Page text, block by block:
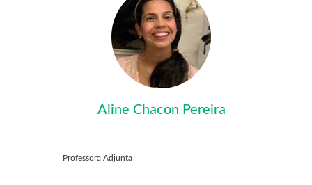
Aline Chacon Pereira
Professora Adjunta